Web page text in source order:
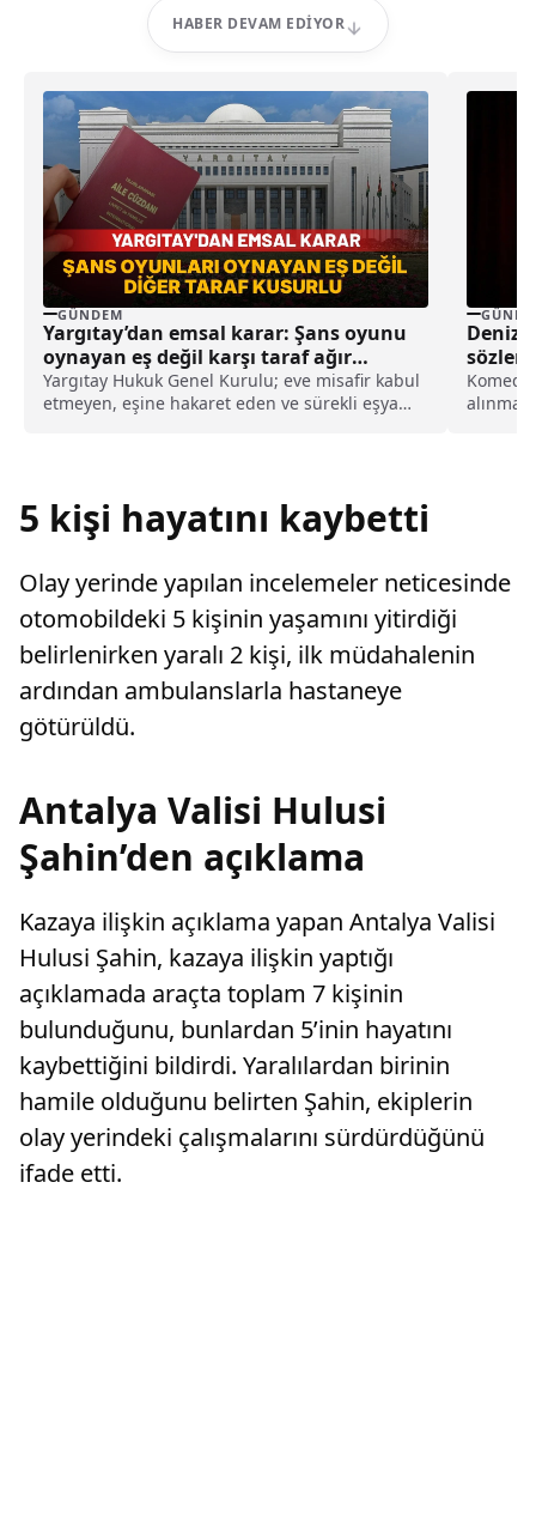
HABER DEVAM EDIYOR
GÜNDEM
Yargıtay’dan emsal karar: Şans oyunu
oynayan eş değil karşı taraf ağır
kusurlu sayıldı
Yargıtay Hukuk Genel Kurulu; eve misafir kabul
etmeyen, eşine hakaret eden ve sürekli eşya
Deniz
sözler
5 kişi hayatını kaybetti
Olay yerinde yapılan incelemeler neticesinde
otomobildeki 5 kişinin yaşamını yitirdiği
belirlenirken yaralı 2 kişi, ilk müdahalenin
ardından ambulanslarla hastaneye
götürüldü.
Antalya Valisi Hulusi
Şahin’den açıklama
Kazaya ilişkin açıklama yapan Antalya Valisi
Hulusi Şahin, kazaya ilişkin yaptığı
açıklamada araçta toplam 7 kişinin
bulunduğunu, bunlardan 5’inin hayatını
kaybettiğini bildirdi. Yaralılardan birinin
hamile olduğunu belirten Şahin, ekiplerin
olay yerindeki çalışmalarını sürdürdüğünü
ifade etti.